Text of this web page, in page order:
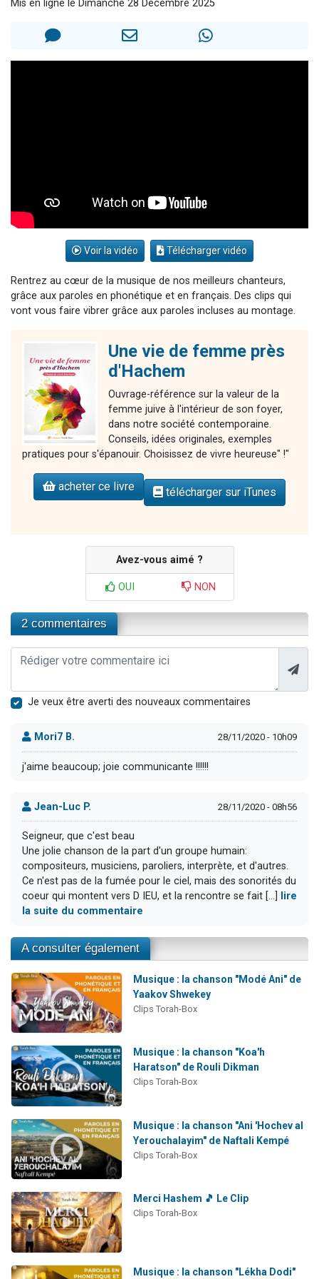
Mis en ligne le Dimanche 28 Décembre 2025
Voir la vidéo Télécharger vidéo
Rentrez au cœur de la musique de nos meilleurs chanteurs,
grâce aux paroles en phonétique et en français. Des clips qui
vont vous faire vibrer grâce aux paroles incluses au montage.
Une vie de femme près
d'Hachem
Ouvrage-référence sur la valeur de la
femme juive à l'intérieur de son foyer,
dans notre société contemporaine.
Conseils, idées originales, exemples
pratiques pour s'épanouir. Choisissez de vivre heureuse" !"
acheter ce livre télécharger sur iTunes
Avez-vous aimé ?
OUI NON
2 commentaires
Je veux être averti des nouveaux commentaires
Mori7 B. 28/11/2020 - 10h09
j'aime beaucoup; joie communicante !!!!!!
Jean-Luc P. 28/11/2020 - 08h56
Seigneur, que c'est beau
Une jolie chanson de la part d'un groupe humain:
compositeurs, musiciens, paroliers, interprète, et d'autres.
Ce n'est pas de la fumée pour le ciel, mais des sonorités du
coeur qui montent vers D IEU, et la rencontre se fait [...]
lire
la suite du commentaire
A consulter également
Musique : la chanson "Modé Ani" de
Yaakov Shwekey
Clips Torah-Box
Musique : la chanson "Koa'h
Haratson" de Rouli Dikman
Clips Torah-Box
Musique : la chanson "Ani 'Hochev al
Yerouchalayim" de Naftali Kempé
Clips Torah-Box
Merci Hashem 🎵 Le Clip
Clips Torah-Box
Musique : la chanson "Lékha Dodi"